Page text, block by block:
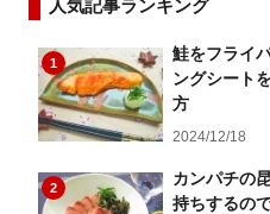
人気記事ランキング
1
鮭をフライ
ングシート
方
2024/12/18
2
カンパチの
持ちするの